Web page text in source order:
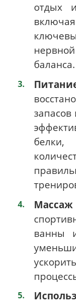
отдых
баланса.
белки,
ванны